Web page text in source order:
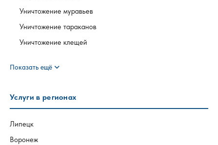
Уничтожение муравьев
Уничтожение тараканов
Уничтожение клещей
Показать ещё expand_more
Услуги в регионах
Липецк
Воронеж